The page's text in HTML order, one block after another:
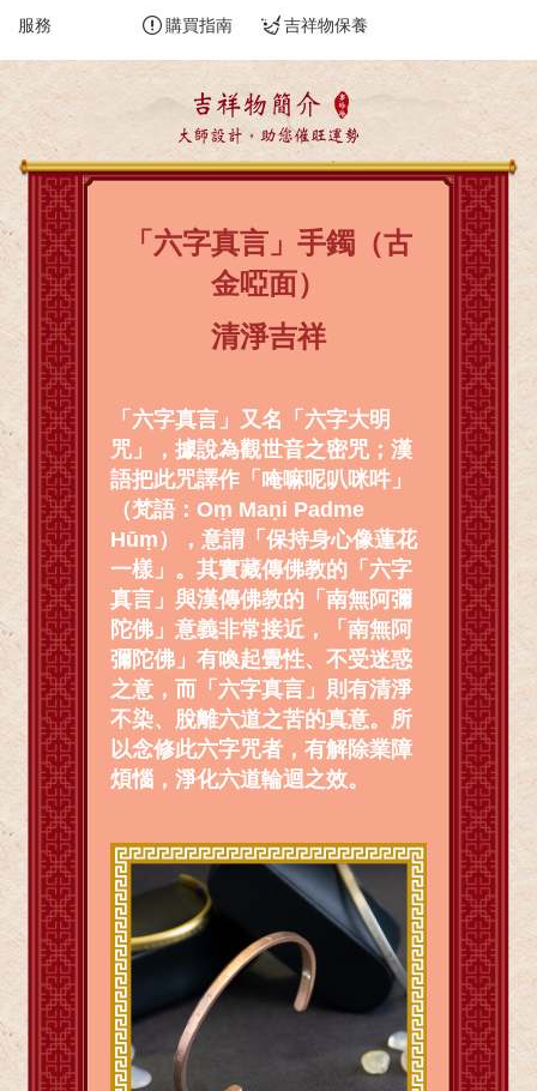
服務 購買指南 吉祥物保養
吉祥物簡介
大師設計，助您催旺運勢
「六字真言」手鐲（古
金啞面）
清淨吉祥
「六字真言」又名「六字大明
咒」，據說為觀世音之密咒；漢
語把此咒譯作「唵嘛呢叭咪吽」
（梵語：Oṃ Maṇi Padme
Hūṃ），意謂「保持身心像蓮花
一樣」。其實藏傳佛教的「六字
真言」與漢傳佛教的「南無阿彌
陀佛」意義非常接近，「南無阿
彌陀佛」有喚起覺性、不受迷惑
之意，而「六字真言」則有清淨
不染、脫離六道之苦的真意。所
以念修此六字咒者，有解除業障
煩惱，淨化六道輪迴之效。